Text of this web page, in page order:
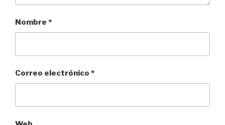
Nombre *
Correo electrónico *